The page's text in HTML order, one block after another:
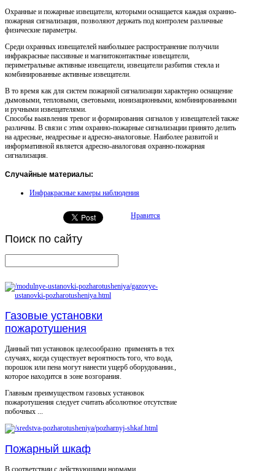
Охранные и пожарные извещатели, которыми оснащается каждая охранно-
пожарная сигнализация, позволяют держать под контролем различные
физические параметры.
Среди охранных извещателей наибольшее распространение получили
инфракрасные пассивные и магнитоконтактные извещатели,
периметральные активные извещатели, извещатели разбития стекла и
комбинированные активные извещатели.
В то время как для систем пожарной сигнализации характерно оснащение
дымовыми, тепловыми, световыми, ионизационными, комбинированными
и ручными извещателями.
Способы выявления тревог и формирования сигналов у извещателей также
различны. В связи с этим охранно-пожарные сигнализации принято делить
на адресные, неадресные и адресно-аналоговые. Наиболее развитой и
информативной является адресно-аналоговая охранно-пожарная
сигнализация.
Случайные материалы:
Инфракрасные камеры наблюдения
Нравится
Поиск по сайту
Газовые установки
пожаротушения
Данный тип установок целесообразно применять в тех
случаях, когда существует вероятность того, что вода,
порошок или пена могут нанести ущерб оборудовании.,
которое находится в зоне возгорания.
Главным преимуществом газовых установок
пожаротушения следует считать абсолютное отсутствие
побочных ...
Пожарный шкаф
В соответствии с действующими нормами